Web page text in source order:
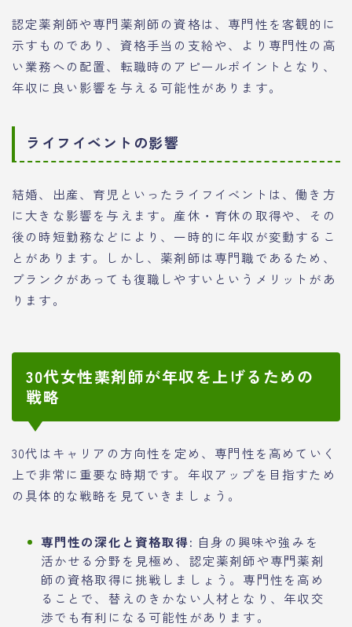
認定薬剤師や専門薬剤師の資格は、専門性を客観的に
示すものであり、資格手当の支給や、より専門性の高
い業務への配置、転職時のアピールポイントとなり、
年収に良い影響を与える可能性があります。
ライフイベントの影響
結婚、出産、育児といったライフイベントは、働き方
に大きな影響を与えます。産休・育休の取得や、その
後の時短勤務などにより、一時的に年収が変動するこ
とがあります。しかし、薬剤師は専門職であるため、
ブランクがあっても復職しやすいというメリットがあ
ります。
30代女性薬剤師が年収を上げるための
戦略
30代はキャリアの方向性を定め、専門性を高めていく
上で非常に重要な時期です。年収アップを目指すため
の具体的な戦略を見ていきましょう。
専門性の深化と資格取得: 自身の興味や強みを
活かせる分野を見極め、認定薬剤師や専門薬剤
師の資格取得に挑戦しましょう。専門性を高め
ることで、替えのきかない人材となり、年収交
渉でも有利になる可能性があります。